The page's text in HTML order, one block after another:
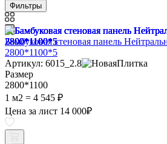
Фильтры
Бамбуковая стеновая панель
2800*1100*5
Артикул: 6015_2.8
Размер
2800*1100
1 м2 = 4 545 ₽
Цена за лист 14 000₽